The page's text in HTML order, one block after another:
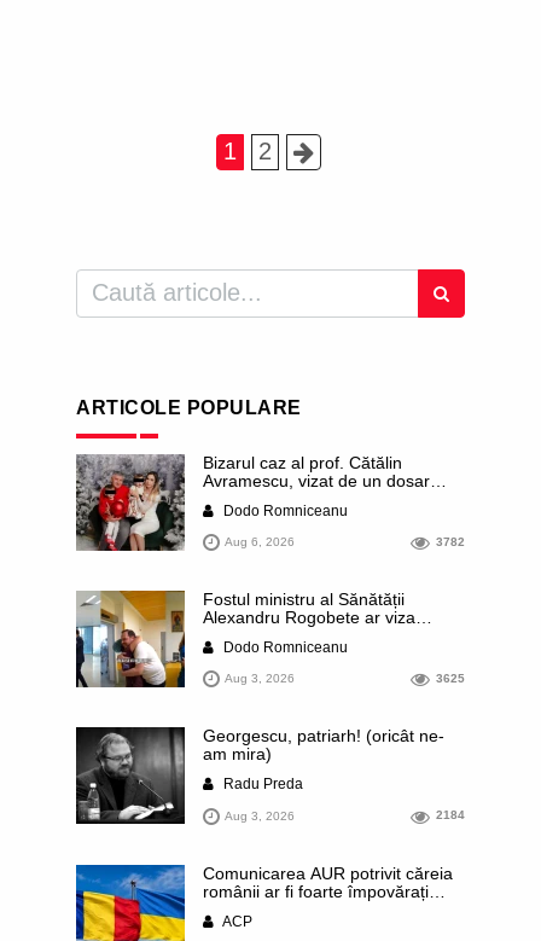
1 2
ARTICOLE POPULARE
Bizarul caz al prof. Cătălin
Avramescu, vizat de un dosar
infantilă”. Miroase a execuție
stalinistă. Cea mai imundă parte a
presei publică inclusiv documente
dezvăluite date ultra-personale
ale profesorului, inclusiv
diagnostice și tratamente
Dodo Romniceanu
Aug 6, 2026 3782
Fostul ministru al Sănătății
Alexandru Rogobete ar viza
al orașului Timișoara. Pesedistul
publică imagini demne de Coreea
de Nord cu femei din Timișoara
Dodo Romniceanu
Aug 3, 2026 3625
Georgescu, patriarh! (oricât ne-
am mira)
Radu Preda
Aug 3, 2026 2184
Comunicarea AUR potrivit căreia
românii ar fi foarte împovărați
acordat Ucrainei este contrazisă
ACP